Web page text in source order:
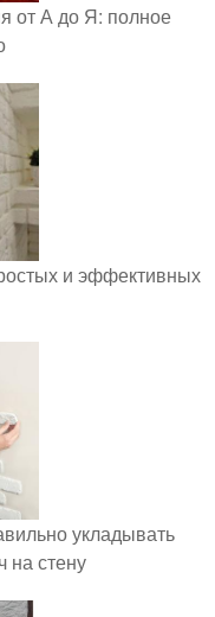
от А до Я: полное
и эффективных
укладывать
на стену